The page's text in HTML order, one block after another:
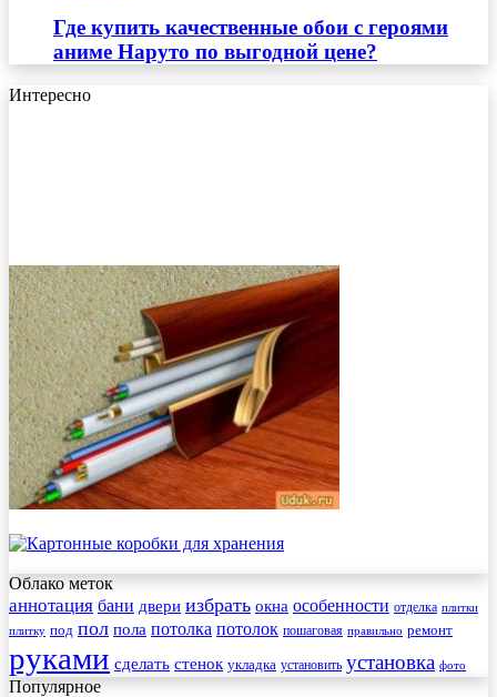
Где купить качественные обои с героями
аниме Наруто по выгодной цене?
Интересно
Облако меток
аннотация бани двери избрать окна особенности отделка плитки
плитку под пол пола потолка потолок пошаговая правильно ремонт
руками сделать стенок укладка установить установка фото
Популярное